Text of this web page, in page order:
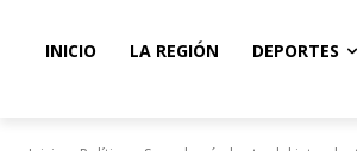
INICIO LA REGIÓN DEPORTES